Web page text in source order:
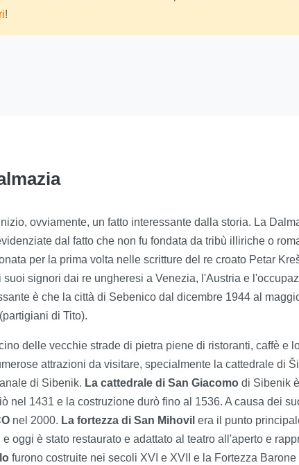
!
ovviamente, un fatto interessante dalla storia. La
dal fatto che non fu fondata da tribù illiriche o
per la prima volta nelle scritture del re croato Petar
signori dai re ungheresi a Venezia, l'Austria e
è che la città di Sebenico dal dicembre 1944 al
di Tito).
delle vecchie strade di pietra piene di ristoranti, caffè e
attrazioni da visitare, specialmente la cattedrale di
di Sibenik. La cattedrale di San Giacomo di Sibenik
nel 1431 e la costruzione durò fino al 1536. A causa dei
nel 2000. La fortezza di San Mihovil era il punto
oggi è stato restaurato e adattato al teatro all'aperto e
furono costruite nei secoli XVI e XVII e la Fortezza